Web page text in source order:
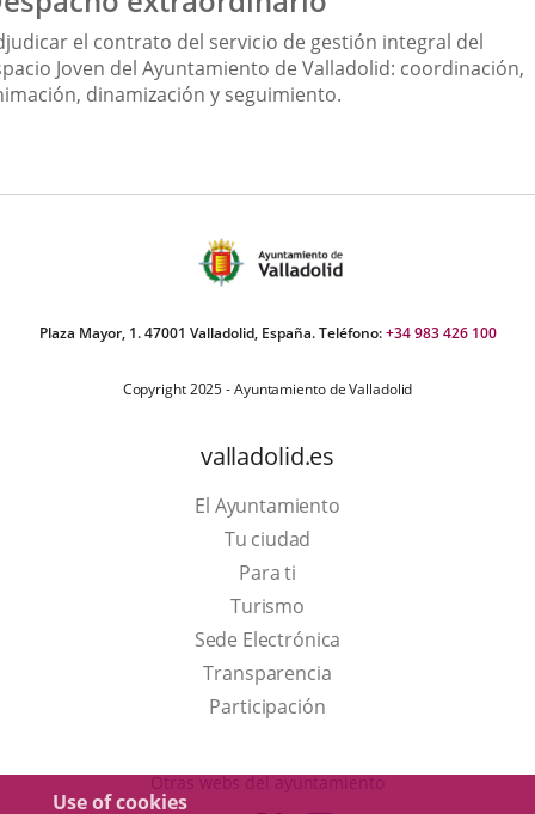
Use of cookies
el contrato del servicio de gestión integral del
Joven del Ayuntamiento de Valladolid: coordinación,
dinamización y seguimiento.
Plaza Mayor, 1. 47001 Valladolid, España. Teléfono:+34 983 426 100
Copyright 2025 - Ayuntamiento de Valladolid
valladolid.es
El Ayuntamiento
Tu ciudad
Para ti
TurismoThis
link
will
open
a
Sede Electrónica
Transparencia
Participación
Otras webs del ayuntamiento